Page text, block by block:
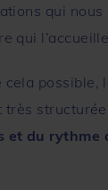
qui
qui
cela possible,
très
et du rythme